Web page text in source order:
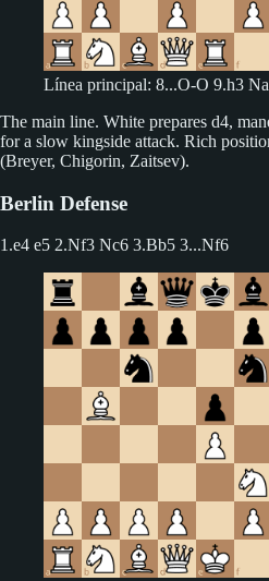
Línea principal: 8...O-O 9.h3
The main line. White prepares d4,
for a slow kingside attack. Rich
(Breyer, Chigorin, Zaitsev).
Berlin Defense
1.e4 e5 2.Nf3 Nc6 3.Bb5 3...Nf6